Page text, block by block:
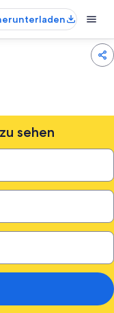
sehen